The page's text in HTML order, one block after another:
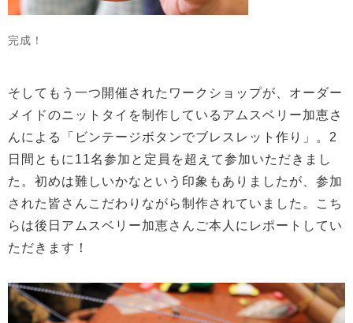
完成！
そしてもう一つ開催されたワークショップが、オーダー
メイドのニットタイを制作しているアムスベリー加恵さ
んによる「ビンテージボタンでブレスレット作り」。2
日間ともに11名参加と定員を超えて参加いただきまし
た。初めは難しいかなという印象もありましたが、参加
された皆さんこだわりながら制作されていました。こち
らは後日アムスベリー加恵さんご本人にレポートしてい
ただきます！